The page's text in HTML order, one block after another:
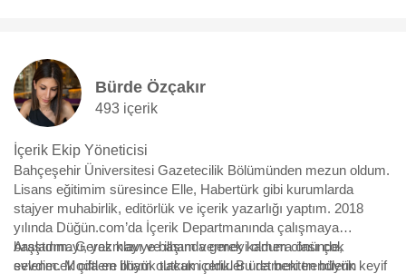
Bürde Özçakır
493 içerik
İçerik Ekip Yöneticisi
Bahçeşehir Üniversitesi Gazetecilik Bölümünden mezun oldum.
Lisans eğitimim süresince Elle, Habertürk gibi kurumlarda
stajyer muhabirlik, editörlük ve içerik yazarlığı yaptım. 2018
yılında Düğün.com’da İçerik Departmanında çalışmaya
başladım. Gerek klavye başında gerek kamera önünde,
evlenecek çiftlere ilham olacak içerikler üretmekten büyük keyif
Araştırmayı, yazmayı ve ilham vermeyi oldum olası çok
sevdim. Moda en büyük tutkum oldu. Bu da beni trendlerin